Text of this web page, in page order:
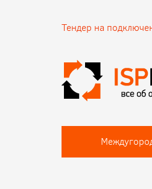
Тендер на